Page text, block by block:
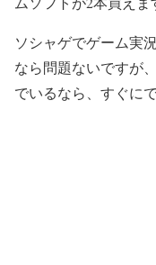
ソシャゲでゲーム実
なら問題ないですが
でいるなら、すぐに